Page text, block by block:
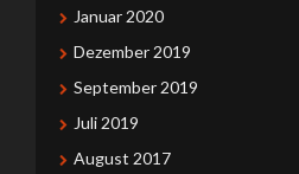
Januar 2020
Dezember 2019
September 2019
Juli 2019
August 2017